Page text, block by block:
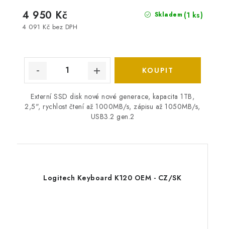
Skladem (1 ks)
4 091 Kč bez DPH
4 950 Kč
Externí SSD disk nové nové generace, kapacita 1TB,
2,5", rychlost čtení až 1000MB/s, zápisu až 1050MB/s,
USB3.2 gen.2
Logitech Keyboard K120 OEM - CZ/SK